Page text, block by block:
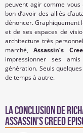
peuvent agir comme
bon d’avoir des alliés
dénoncer. Graphiquement
et de ses espaces de
architecture très
marché,Assassin’s
impressionner ses
génération. Seuls
de temps à autre.
La conclusion de
Assassin's Creed